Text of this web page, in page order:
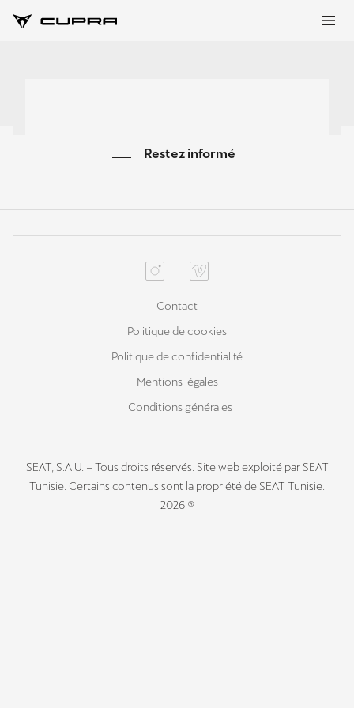
Restez informé
Contact
Politique de cookies
Politique de confidentialité
Mentions légales
Conditions générales
SEAT, S.A.U. – Tous droits réservés. Site web exploité par SEAT
Tunisie. Certains contenus sont la propriété de SEAT Tunisie.
2026 ®